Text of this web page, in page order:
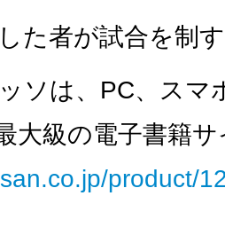
た者が試合を制す
ソは、PC、スマ
大級の電子書籍サ
product/